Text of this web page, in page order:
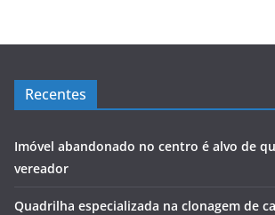
Recentes
Imóvel abandonado no centro é alvo de
vereador
Quadrilha especializada na clonagem de